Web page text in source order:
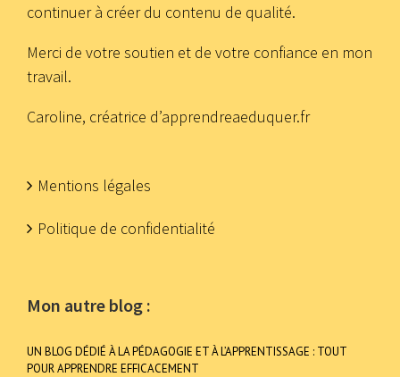
continuer à créer du contenu de qualité.
Merci de votre soutien et de votre confiance en mon
travail.
Caroline, créatrice d’apprendreaeduquer.fr
Mentions légales
Politique de confidentialité
Mon autre blog :
UN BLOG DÉDIÉ À LA PÉDAGOGIE ET À L’APPRENTISSAGE : TOUT
POUR APPRENDRE EFFICACEMENT